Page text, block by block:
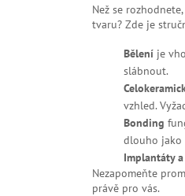
Než se
tvaru? Zde je
Bělení je
slábnout.
vzhled.
Bonding
dlouho jako
Implantáty
Nezapomeňte
právě pro vás.